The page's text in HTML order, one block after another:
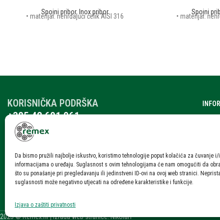
Da bismo pružili najbolje iskustvo, koristimo tehnologije poput kolačića za čuvanje
informacijama o uređaju. Suglasnost s ovim tehnologijama će nam omogućiti da
što su ponašanje pri pregledavanju ili jedinstveni ID-ovi na ovoj web stranici.
suglasnosti može negativno utjecati na određene karakteristike i funkcije.
Izjava o zaštiti privatnosti
Spojni pribor, Inox pribor
• materijal: nehrđajući čelik AISI 316
Spojni
• materijal:
KORISNIČKA PODRŠKA
+385 42 601 061
remex@rmx.nikola-it.hr
Ponedjeljak – Petak: 7:30-15:30
Blog i
2025 © Remex.hr | Izrada web stranice: NikolaIT